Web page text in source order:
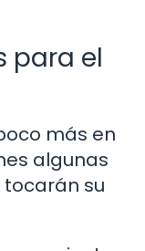
para el
más en
algunas
su